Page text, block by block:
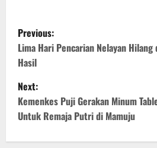
P
o
s
t
n
Previous:
Lima Hari Pencarian Nelayan
Hasil
Next:
Kemenkes Puji Gerakan Minum
Untuk Remaja Putri di Mamuju